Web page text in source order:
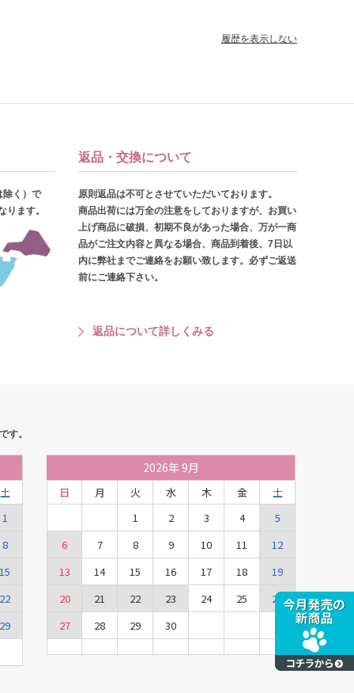
履歴を表示しない
除く）で
ります。
返品・交換について
原則返品は不可とさせていただいております。
商品出荷には万全の注意をしておりますが、お買い
上げ商品に破損、初期不良があった場合、万が一商
品がご注文内容と異なる場合、商品到着後、7日以
内に弊社までご連絡をお願い致します。必ずご返送
前にご連絡下さい。
返品について詳しくみる
す。
土
1
8
15
22
29
2026年 9月
日 月 火 水 木 金
土
1
2 3 4
5
6
7 8 9 10 11
12
13
14 15 16 17 18
19
20
21 22 23 24 25
26
27
28 29 30